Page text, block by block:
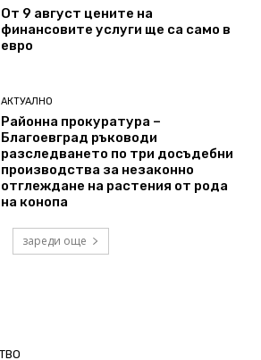
От 9 август цените на
финансовите услуги ще са само в
евро
АКТУАЛНО
Районна прокуратура –
Благоевград ръководи
разследването по три досъдебни
производства за незаконно
отглеждане на растения от рода
на конопа
зареди още